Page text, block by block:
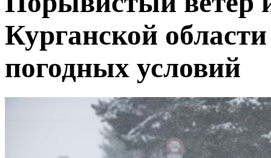
Курганской
погодных условий